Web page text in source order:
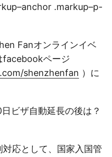
.markup–p-
Fanオンラインイベ
facebookページ
shenzhenfan ）に
ビザ自動延長の後は？
応として、国家入国管